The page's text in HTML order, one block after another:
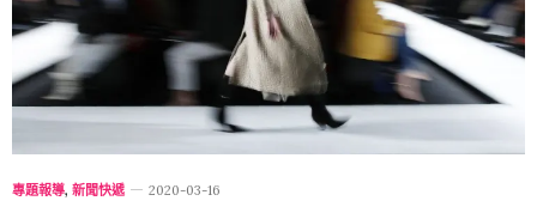
專題報導, 新聞快遞 2020-03-16